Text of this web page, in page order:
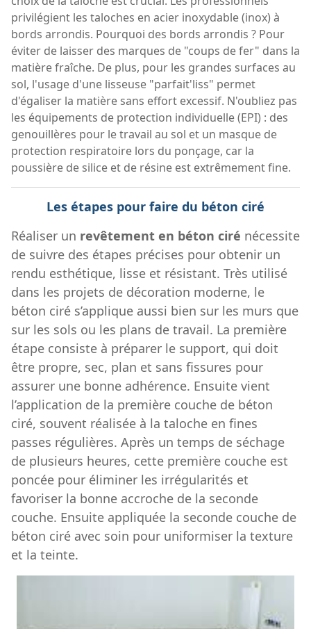
privilégient les taloches en acier inoxydable (inox) à
bords arrondis. Pourquoi des bords arrondis ? Pour
éviter de laisser des marques de "coups de fer" dans la
matière fraîche. De plus, pour les grandes surfaces au
sol, l'usage d'une lisseuse "parfait'liss" permet
d'égaliser la matière sans effort excessif. N'oubliez pas
les équipements de protection individuelle (EPI) : des
genouillères pour le travail au sol et un masque de
protection respiratoire lors du ponçage, car la
poussière de silice et de résine est extrêmement fine.
Les étapes pour faire du béton ciré
Réaliser un revêtement en béton ciré nécessite
de suivre des étapes précises pour obtenir un
rendu esthétique, lisse et résistant. Très utilisé
dans les projets de décoration moderne, le
béton ciré s’applique aussi bien sur les murs que
sur les sols ou les plans de travail. La première
étape consiste à préparer le support, qui doit
être propre, sec, plan et sans fissures pour
assurer une bonne adhérence. Ensuite vient
l’application de la première couche de béton
ciré, souvent réalisée à la taloche en fines
passes régulières. Après un temps de séchage
de plusieurs heures, cette première couche est
poncée pour éliminer les irrégularités et
favoriser la bonne accroche de la seconde
couche. Ensuite appliquée la seconde couche de
béton ciré avec soin pour uniformiser la texture
et la teinte.